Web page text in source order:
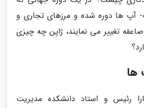
آپ ها دوره شده و مرزهای تجاری و
تغییر می نمایند، ژاپن چه چیزی
ها
رئیس و استاد دانشکده مدیریت